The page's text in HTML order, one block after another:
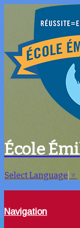
École
Select Language ▼
Navigation